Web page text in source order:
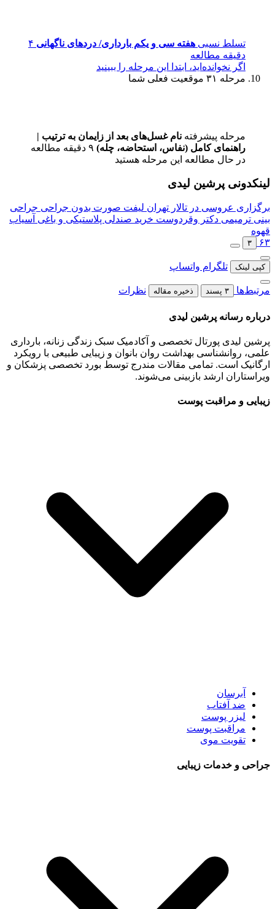
تسلط نسبی هفته سی و یکم بارداری/ دردهای ناگهانی ۴
دقیقه مطالعه
اگر نخوانده‌اید، ابتدا این مرحله را ببینید
مرحله ۳۱
موقعیت فعلی شما
مرحله پیشرفته نام غسل‌های بعد از زایمان به ترتیب |
راهنمای کامل (نفاس، استحاضه، چله) ۹ دقیقه مطالعه
در حال مطالعه این مرحله هستید
لینکدونی پرشین لیدی
برگزاری عروسی در تالار تهران لیفت صورت بدون جراحی جراحی
بینی ترمیمی دکتر وقردوست خرید صندلی پلاستیکی و باغی آسیاب
قهوه
۶۳
۳
کپی لینک تلگرام واتساپ
مرتبط‌ها ۳ پسند ذخیره مقاله نظرات
درباره رسانه پرشین لیدی
پرشین لیدی پورتال تخصصی و آکادمیک سبک زندگی زنانه، بارداری
علمی، روانشناسی بهداشت روان بانوان و زیبایی طبیعی با رویکرد
ارگانیک است. تمامی مقالات مندرج توسط بورد تخصصی پزشکان و
ویراستاران ارشد بازبینی می‌شوند.
زیبایی و مراقبت پوست
آبرسان
ضد آفتاب
لیزر پوست
مراقبت پوست
تقویت موی
جراحی و خدمات زیبایی